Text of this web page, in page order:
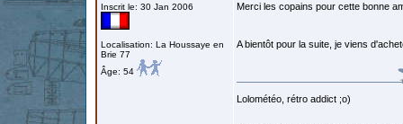
Inscrit le: 30 Jan 2006
Localisation: La Houssaye en
Brie 77
Âge: 54
Merci les copains pour cette bonne
A bientôt pour la suite, je viens
Lolométéo, rétro addict ;o)